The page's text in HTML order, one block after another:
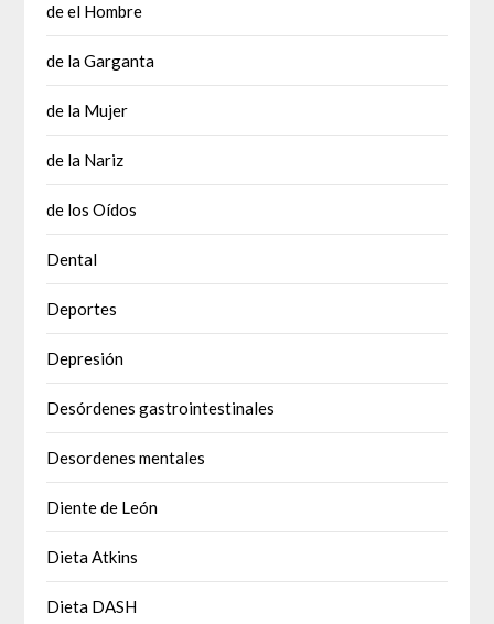
de el Hombre
de la Garganta
de la Mujer
de la Nariz
de los Oídos
Dental
Deportes
Depresión
Desórdenes gastrointestinales
Desordenes mentales
Diente de León
Dieta Atkins
Dieta DASH